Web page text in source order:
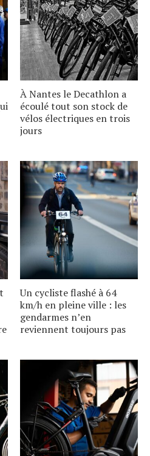
À Nantes le Decathlon a
écoulé tout son stock de
vélos électriques en trois
jours
Un cycliste flashé à 64
km/h en pleine ville : les
gendarmes nʼen
reviennent toujours pas